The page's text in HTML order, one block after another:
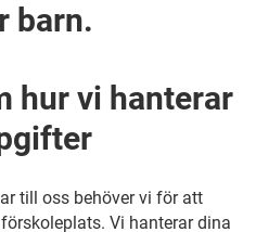
barn.
hur vi hanterar
till oss behöver vi för att
Vi hanterar dina